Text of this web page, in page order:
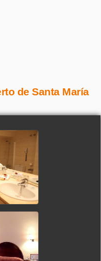
de Santa María